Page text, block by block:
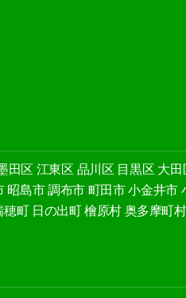
田区 江東区 品川区 目黒区 大田
昭島市 調布市 町田市 小金井市
穂町 日の出町 檜原村 奥多摩町村